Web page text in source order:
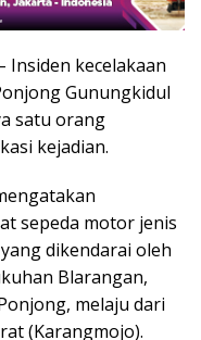
Insiden kecelakaan
Gunungkidul
satu orang
kejadian.
sepeda motor jenis
dikendarai oleh
Blarangan,
melaju dari
(Karangmojo).